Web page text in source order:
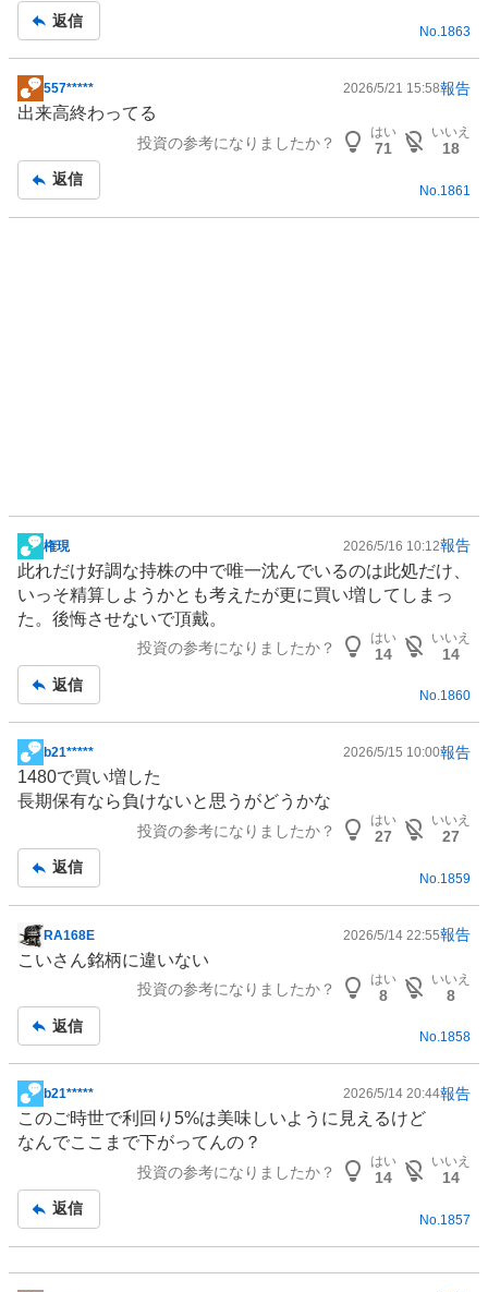
事
返信
No.1863
掲
示
事
557***** 2026/5/21 15:58報告
出来高終わってる
投資の参考になりましたか？
はい
71
いいえ
18
返信
No. 1861
掲
示
板
記
権現 2026/5/16 10:12報告
此れだけ好調な持株の中で唯一沈んでいるのは此処だけ、
いっそ精算しようかとも考えたが更に買い増してしまっ
た。後悔させないで頂戴。
投資の参考になりましたか？
はい
14
いいえ
14
返信
No.1860
掲
示
板
b21***** 2026/5/15 10:00報告
1480で買い増した
長期保有なら負けないと思うがどうかな
投資の参考になりましたか？
はい
27
いいえ
27
返信
No. 1859
掲
示
事
RA168E 2026/5/14 22:55報告
こいさん銘柄に違いない
投資の参考になりましたか？
はい
8
いいえ
8
返信
No.1858
掲
示
板
b21***** 2026/5/14 20:44報告
このご時世で利回り5%は美味しいように見えるけど
なんでここまで下がってんの？
投資の参考になりましたか？
はい
14
いいえ
14
返信
No. 1857